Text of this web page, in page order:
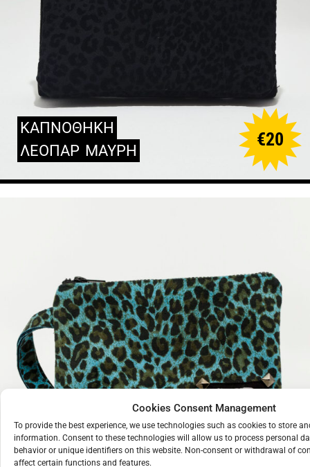
Cookies Consent Management
To provide the best experience, we use technologies such as cookies to store
information. Consent to these technologies will allow us to process personal
behavior or unique identifiers on this website. Non-consent or withdrawal of
affect certain functions and features.
ΚΑΠΝΟΘΗΚΗ
ΛΕΟΠΑΡ ΜΑΥΡΗ
€20
ΤΣΑΝΤΑΚΙ
ΛΕΟΠΑΡ